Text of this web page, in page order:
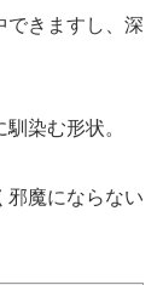
できますし、深
染む形状。
邪魔にならない